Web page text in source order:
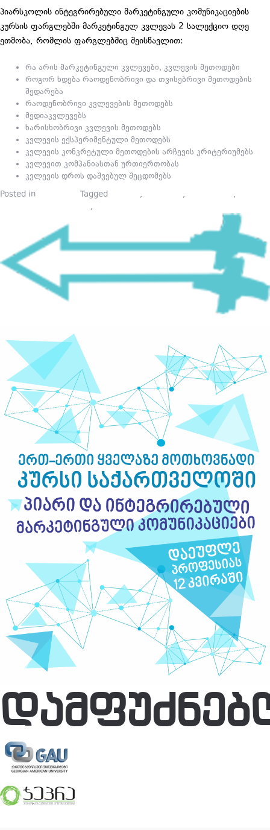
პიარსკოლის ინტეგრირებული მარკეტინგული კომუნიკაციების
კურსის ფარგლებში მარკეტინგულ კვლევას 2 სალექციო დღე
ეთმობა, რომლის ფარგლებშიც შეისწავლით:
რა არის მარკეტინგული კვლევები, კვლევის მეთოდები
როგორ ხდება რაოდენობრივი და თვისებრივი მეთოდების
შედარება
რაოდენობრივი კვლევების მეთოდებს
მედიაკვლევებს
ხარისხობრივი კვლევის მეთოდებს
კვლევის ექსპერიმენტული მეთოდებს
კვლევის კონკრეტული მეთოდების არჩევის კრიტერიუმებს
კვლევით კომპანიასთან ურთიერთობას
კვლევის დროს დაშვებულ შეცდომებს
Posted in
Tagged , ,
,
,